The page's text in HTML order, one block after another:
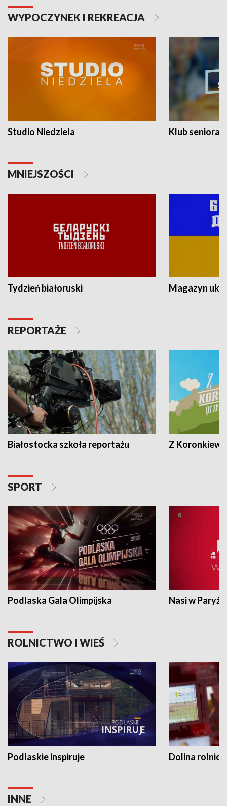
WYPOCZYNEK I REKREACJA
Studio Niedziela Klub seniora
MNIEJSZOŚCI
Tydzień białoruski Magazyn
REPORTAŻE
Białostocka szkoła reportażu Z
SPORT
Podlaska Gala Olimpijska Nasi w Paryżu
ROLNICTWO I WIEŚ
Podlaskie inspiruje Dolina
INNE